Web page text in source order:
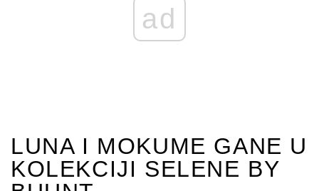
ad
LUNA I MOKUME GANE U
KOLEKCIJI SELENE BY